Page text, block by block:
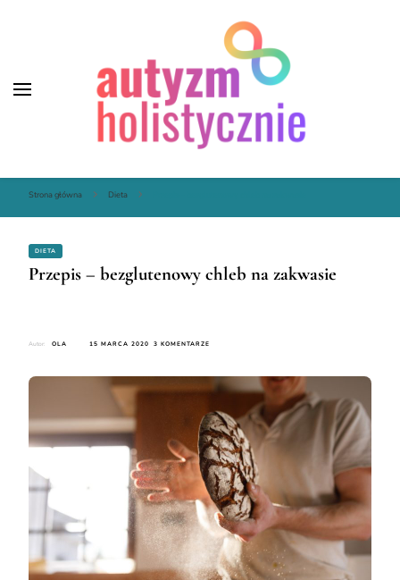
Autyzm Holistycznie
Strona główna Dieta
DIETA
Przepis – bezglutenowy chleb na zakwasie
Autor: OLA 15 MARCA 2020 3 KOMENTARZE
BEZGLUTENOWY
CHLEB